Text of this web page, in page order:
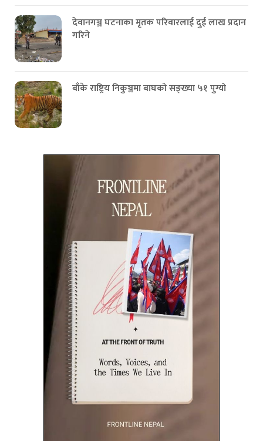
देवानगञ्ज घटनाका मृतक परिवारलाई दुई लाख प्रदान
गरिने
बाँके राष्ट्रिय निकुञ्जमा बाघको सङ्ख्या ५१ पुग्यो